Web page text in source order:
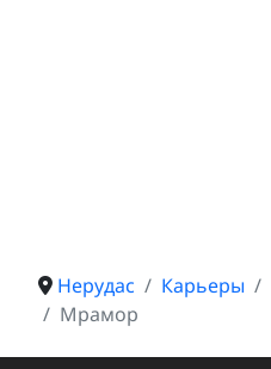
Нерудас Карьеры
Мрамор